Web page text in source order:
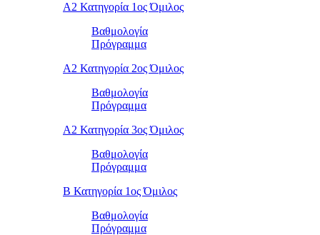
Α2 Κατηγορία 1ος Όμιλος
Βαθμολογία
Πρόγραμμα
Α2 Κατηγορία 2ος Όμιλος
Βαθμολογία
Πρόγραμμα
Α2 Κατηγορία 3ος Όμιλος
Βαθμολογία
Πρόγραμμα
Β Κατηγορία 1ος Όμιλος
Βαθμολογία
Πρόγραμμα